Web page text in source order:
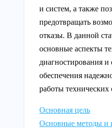
и систем, а также
предотвращать
отказы. В данной
основные аспекты
диагностирования и
обеспечения
работы технических
Основная цель
Основные методы и